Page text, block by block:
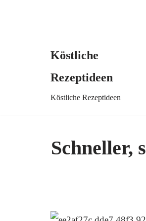
Köstliche
Rezeptideen
Köstliche Rezeptideen
Schneller,